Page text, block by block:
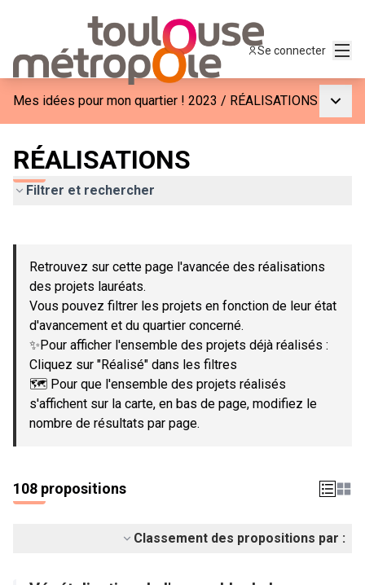
Se connecter
Mes idées pour mon quartier ! 2023 / RÉALISATIONS
RÉALISATIONS
Filtrer et rechercher
−
Retrouvez sur cette page l'avancée des réalisations
des projets lauréats.
Vous pouvez filtrer les projets en fonction de leur état
d'avancement et du quartier concerné.
✨Pour afficher l'ensemble des projets déjà réalisés :
Cliquez sur "Réalisé" dans les filtres
🗺️ Pour que l'ensemble des projets réalisés
s'affichent sur la carte, en bas de page, modifiez le
nombre de résultats par page.
108 propositions
Classement des propositions par :